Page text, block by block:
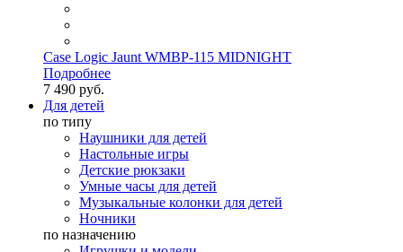
Case Logic Jaunt WMBP-115 MIDNIGHT
Подробнее
7 490 руб.
Для детей
по типу
Наушники для детей
Настольные игры
Детские рюкзаки
Умные часы для детей
Музыкальные колонки для детей
Ночники
по назначению